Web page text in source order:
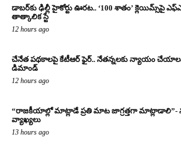
డాబర్‌కు ఢిల్లీ హైకోర్టు ఊరట.. ‘100 శాతం’ క్లెయిమ్స్‌పై
తాత్కాలిక స్టే
12 hours ago
చేనేత పథకాలపై కేటీఆర్ ఫైర్.. నేతన్నలకు న్యాయం
డిమాండ్
12 hours ago
“రాజకీయాల్లో మాట్లాడే ప్రతి మాట జాగ్రత్తగా మాట్లాడాలి”-
వ్యాఖ్యలు
13 hours ago